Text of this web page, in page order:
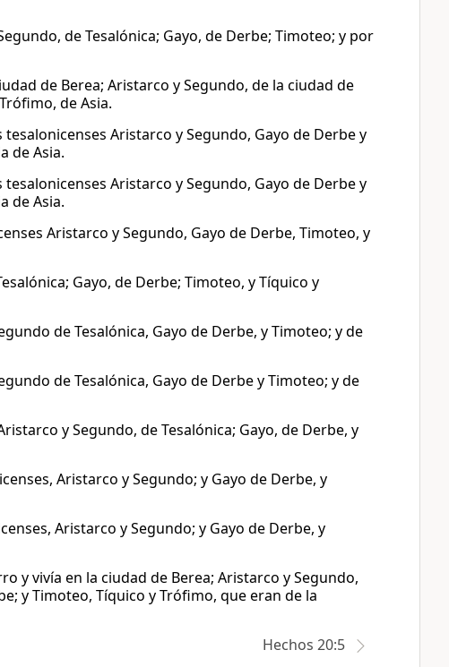
de Tesalónica; Gayo, de Derbe; Timoteo; y por
de Berea; Aristarco y Segundo, de la ciudad de
de Asia.
Aristarco y Segundo, Gayo de Derbe y
de Asia.
Aristarco y Segundo, Gayo de Derbe y
de Asia.
Aristarco y Segundo, Gayo de Derbe, Timoteo, y
Gayo, de Derbe; Timoteo, y Tíquico y
de Tesalónica, Gayo de Derbe, y Timoteo; y de
de Tesalónica, Gayo de Derbe y Timoteo; y de
y Segundo, de Tesalónica; Gayo, de Derbe, y
Aristarco y Segundo; y Gayo de Derbe, y
Aristarco y Segundo; y Gayo de Derbe, y
y vivía en la ciudad de Berea; Aristarco y Segundo,
y Timoteo, Tíquico y Trófimo, que eran de la
Hechos 20:5